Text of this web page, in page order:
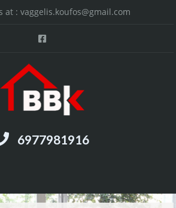
at : vaggelis.koufos@gmail.com
6977981916